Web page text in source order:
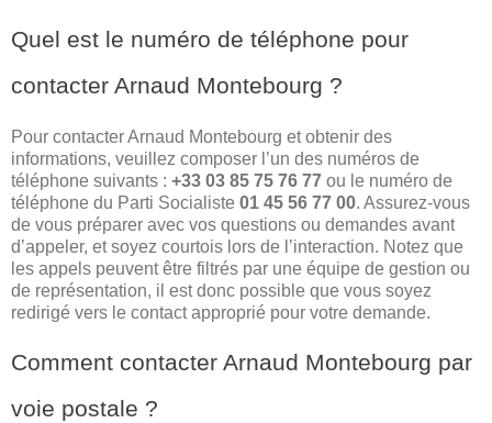
Quel est le numéro de téléphone pour
contacter Arnaud Montebourg ?
Pour contacter Arnaud Montebourg et obtenir des
informations, veuillez composer l’un des numéros de
téléphone suivants : +33 03 85 75 76 77 ou le numéro de
téléphone du Parti Socialiste 01 45 56 77 00. Assurez-vous
de vous préparer avec vos questions ou demandes avant
d’appeler, et soyez courtois lors de l’interaction. Notez que
les appels peuvent être filtrés par une équipe de gestion ou
de représentation, il est donc possible que vous soyez
redirigé vers le contact approprié pour votre demande.
Comment contacter Arnaud Montebourg par
voie postale ?